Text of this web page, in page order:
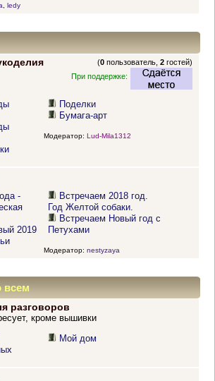
ledy
(0 пользователь,2 гостей)
При поддержке:
Поделки
Бумага-арт
Модератор: Lud-Mila1312
-
2019
Встречаем 2018 год.
Год Желтой собаки.
Встречаем Новый год с
Петухами
Модератор: nestyzaya
всем
разговоров
кроме вышивки
Мой дом